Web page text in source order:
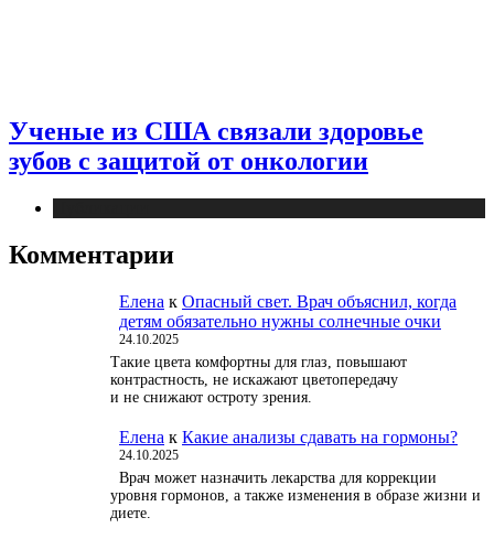
Ученые из США связали здоровье
зубов с защитой от онкологии
Комментарии
Елена к Опасный свет. Врач объяснил, когда
детям обязательно нужны солнечные очки
24.10.2025
Такие цвета комфортны для глаз, повышают
контрастность, не искажают цветопередачу
и не снижают остроту зрения.
Елена к Какие анализы сдавать на гормоны?
24.10.2025
Врач может назначить лекарства для коррекции
уровня гормонов, а также изменения в образе жизни и
диете.